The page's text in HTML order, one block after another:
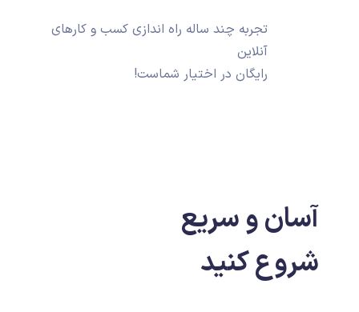
تجربه چند ساله راه اندازی کسب و کارهای
آنلاین
رایگان در اختیار شماست!
آسان و سریع
شروع کنید